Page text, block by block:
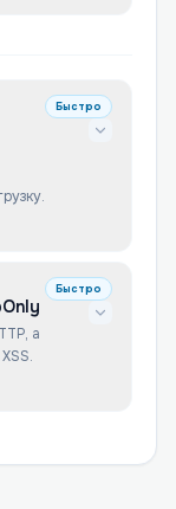
Быстро
а
Быстро